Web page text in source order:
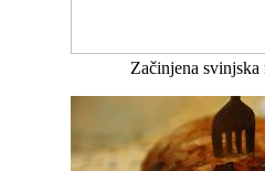
Začinjena